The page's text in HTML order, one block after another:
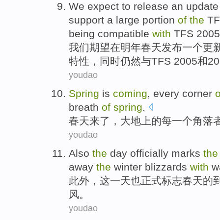
We expect to release an update
support a large portion of the
being compatible with TFS
我们期望在明年春天发布一个更
特性 ， 同时仍然与TFS 2005和
youdao
Spring is coming, every corner
breath of spring.
春天来了 ， 大地 上的每一个角落
youdao
Also the day officially marks
away the winter blizzards with
此外 ， 这一天也正式标志春天的
风。
youdao